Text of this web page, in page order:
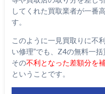
してくれた買取業者が一番
す。
このように一見買取りに不
い修理”でも、Z4の無料一
その不利となった差額分を
ということです。